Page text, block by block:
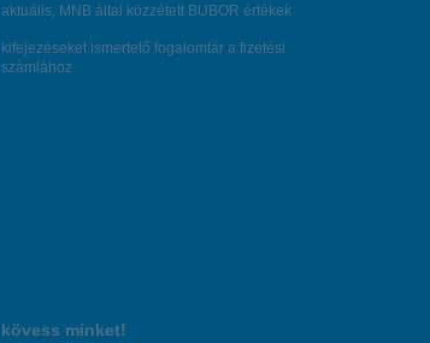
aktuális, MNB által közzétett BUBOR értékek
kifejezéseket ismertető fogalomtár a fizetési
számlához
kövess minket!